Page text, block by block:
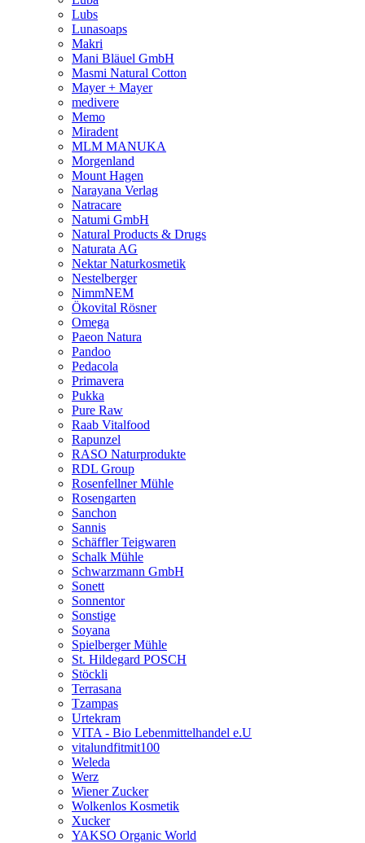
Lubs
Lunasoaps
Makri
Mani Bläuel GmbH
Masmi Natural Cotton
Mayer + Mayer
medivere
Memo
Miradent
MLM MANUKA
Morgenland
Mount Hagen
Narayana Verlag
Natracare
Natumi GmbH
Natural Products & Drugs
Naturata AG
Nektar Naturkosmetik
Nestelberger
NimmNEM
Ökovital Rösner
Omega
Paeon Natura
Pandoo
Pedacola
Primavera
Pukka
Pure Raw
Raab Vitalfood
Rapunzel
RASO Naturprodukte
RDL Group
Rosenfellner Mühle
Rosengarten
Sanchon
Sannis
Schäffler Teigwaren
Schalk Mühle
Schwarzmann GmbH
Sonett
Sonnentor
Sonstige
Soyana
Spielberger Mühle
St. Hildegard POSCH
Stöckli
Terrasana
Tzampas
Urtekram
VITA - Bio Lebenmittelhandel e.U
vitalundfitmit100
Weleda
Werz
Wiener Zucker
Wolkenlos Kosmetik
Xucker
YAKSO Organic World